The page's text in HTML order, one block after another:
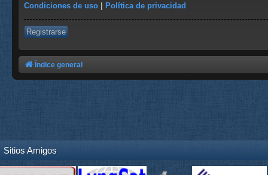
Condiciones de uso | Política de privacidad
Registrarse
Índice general
Sitios Amigos